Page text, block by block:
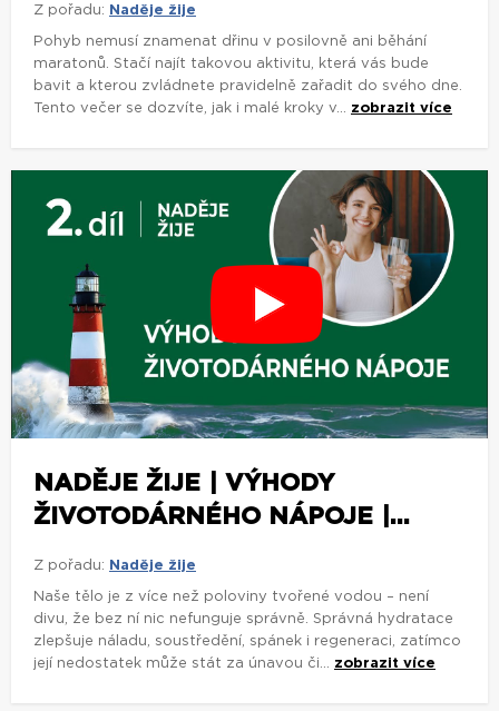
Z pořadu: Naděje žije
Pohyb nemusí znamenat dřinu v posilovně ani běhání
maratonů. Stačí najít takovou aktivitu, která vás bude
bavit a kterou zvládnete pravidelně zařadit do svého dne.
Tento večer se dozvíte, jak i malé kroky v... zobrazit více
NADĚJE ŽIJE | VÝHODY
ŽIVOTODÁRNÉHO NÁPOJE |...
Z pořadu: Naděje žije
Naše tělo je z více než poloviny tvořené vodou – není
divu, že bez ní nic nefunguje správně. Správná hydratace
zlepšuje náladu, soustředění, spánek i regeneraci, zatímco
její nedostatek může stát za únavou či... zobrazit více